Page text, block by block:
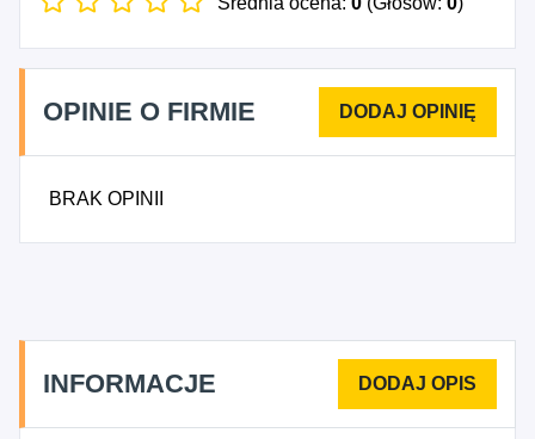
OPINIE O FIRMIE
BRAK OPINII
INFORMACJE